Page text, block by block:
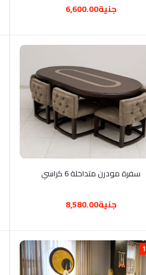
جنية6,600.00
أضف إلى السلة
سفرة مودرن متداخلة 6 كراسي
جنية8,580.00